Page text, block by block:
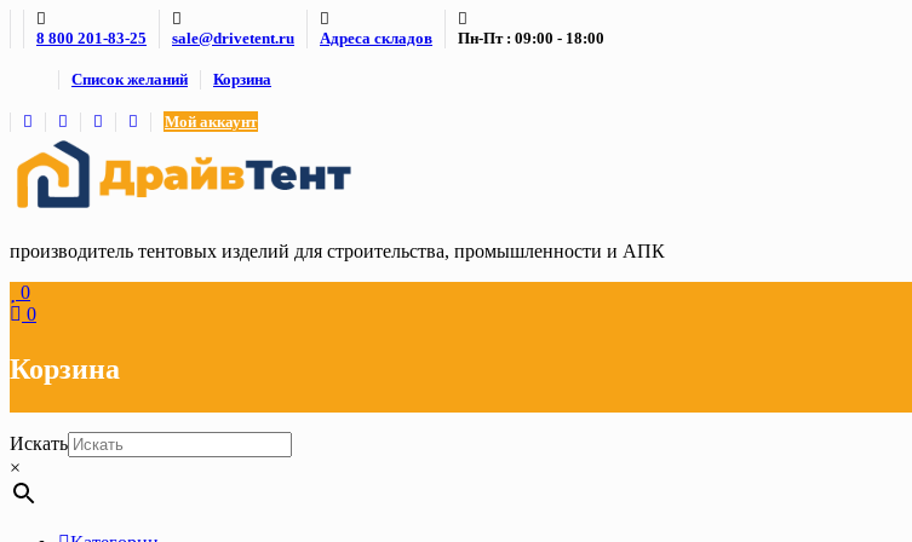
Skip
8 800 201-83-25 sale@drivetent.ru Адреса складов Пн-Пт : 09:00 - 18:00
Список желаний Корзина
Мой аккаунт
производитель тентовых изделий для строительства, промышленности и АПК
0
0
Корзина
Искать
×